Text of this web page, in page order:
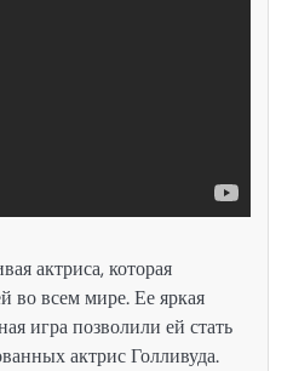
актриса, которая
во всем мире. Ее яркая
игра позволили ей стать
актрис Голливуда.